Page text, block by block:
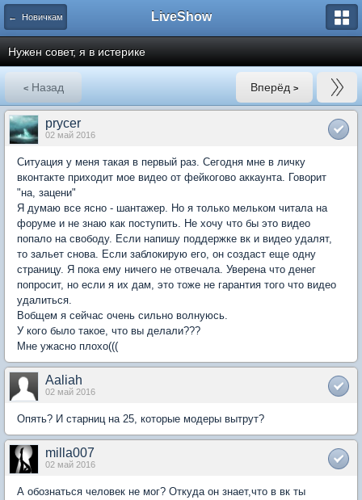
← Новичкам LiveShow
Нужен совет, я в истерике
<Назад Вперёд >
prycer
02 май 2016
Ситуация у меня такая в первый раз. Сегодня мне в личку
вконтакте приходит мое видео от фейкогово аккаунта. Говорит
"на, зацени"
Я думаю все ясно - шантажер. Но я только мельком читала на
форуме и не знаю как поступить. Не хочу что бы это видео
попало на свободу. Если напишу поддержке вк и видео удалят,
то зальет снова. Если заблокирую его, он создаст еще одну
страницу. Я пока ему ничего не отвечала. Уверена что денег
попросит, но если я их дам, это тоже не гарантия того что видео
удалиться.
Вобщем я сейчас очень сильно волнуюсь.
У кого было такое, что вы делали???
Мне ужасно плохо(((
Aaliah
02 май 2016
Опять? И старниц на 25, которые модеры вытрут?
milla007
02 май 2016
А обознаться человек не мог? Откуда он знает,что в вк ты